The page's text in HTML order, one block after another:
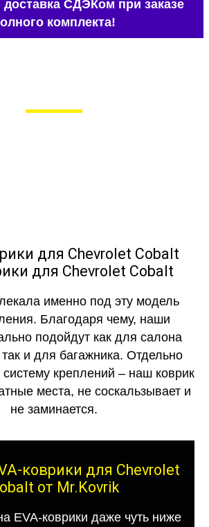
доставка СДЭКом при заказе
комплекта!
для Chevrolet Cobalt
именно под эту модель
Благодаря чему, наши
подойдут как для салона
и для багажника. Отдельно
систему креплений – наш коврик
места, не соскальзывает и
не заминается.
коврики для Chevrolet
от Mr.Kovrik
EVA-коврики даже чуть ниже